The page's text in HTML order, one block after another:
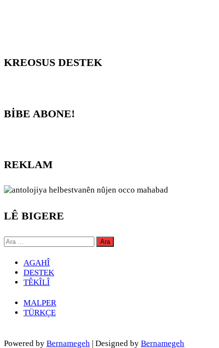
KREOSUS DESTEK
BİBE ABONE!
REKLAM
LÊ BIGERE
Arama:
AGAHÎ
DESTEK
TÊKÎLÎ
MALPER
TÜRKÇE
Powered by Bernamegeh | Designed by Bernamegeh